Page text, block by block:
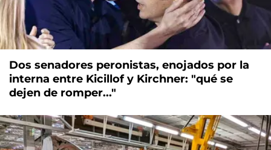
Dos senadores peronistas, enojados por la
interna entre Kicillof y Kirchner: "qué se
dejen de romper..."